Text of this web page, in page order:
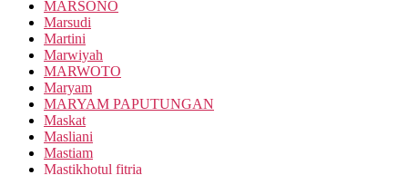
MARSONO
Marsudi
Martini
Marwiyah
MARWOTO
Maryam
MARYAM PAPUTUNGAN
Maskat
Masliani
Mastiam
Mastikhotul fitria